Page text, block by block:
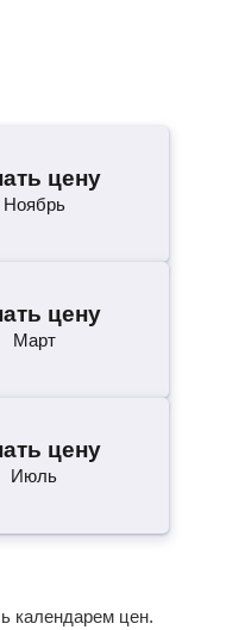
цену
Ноябрь
цену
Март
цену
Июль
календарем цен.